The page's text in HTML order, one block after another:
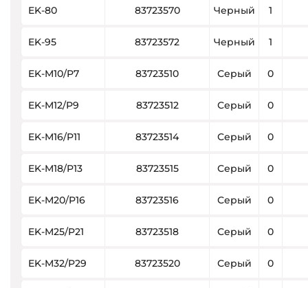
EK-80 83723570 Черный 1
EK-95 83723572 Черный 1
EK-M10/P7 83723510 Серый 0
EK-M12/P9 83723512 Серый 0
EK-M16/P11 83723514 Серый 0
EK-M18/P13 83723515 Серый 0
EK-M20/P16 83723516 Серый 0
EK-M25/P21 83723518 Серый 0
EK-M32/P29 83723520 Серый 0